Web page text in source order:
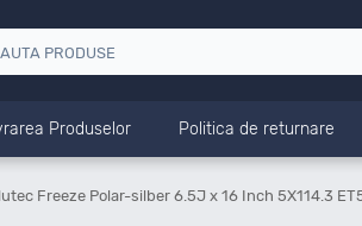
Produselor Politica de returnare
Freeze Polar-silber 6.5J x 16 Inch 5X114.3